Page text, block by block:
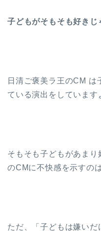
子どもがそもそも好きじ
日清ご褒美ラ王のCM は
ている演出をしています
そもそも子どもがあまり
のCMに不快感を示すの
ただ、「子どもは嫌い